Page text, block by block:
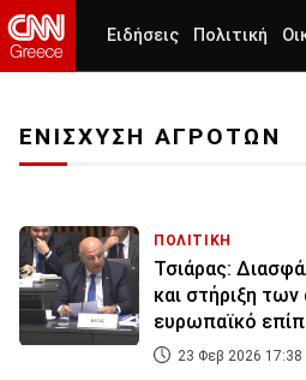
Ειδήσεις Πολιτική
ΕΝΙΣΧΥΣΗ ΑΓΡΟΤΩΝ
ΠΟΛΙΤΙΚΗ
Τσιάρας:
και στήριξη
ευρωπαϊκό
23 Φεβ 2026 17:38